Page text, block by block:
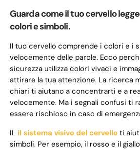
Guarda come il tuo cervello
colori e simboli.
Il tuo cervello comprende i colori e i
velocemente delle parole. Ecco
sicurezza utilizza colori vivaci e
attirare la tua attenzione. La ricerca
chiari ti aiutano a concentrarti e a
velocemente. Ma i segnali confusi ti
essere rischioso in caso di
IL il sistema visivo del cervello ti
simboli. Per esempio, il rosso e il